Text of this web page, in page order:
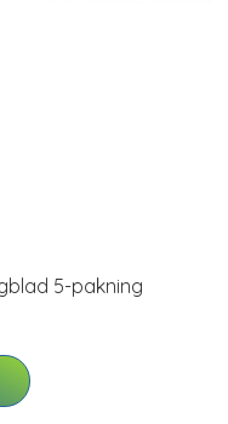
5-pakning